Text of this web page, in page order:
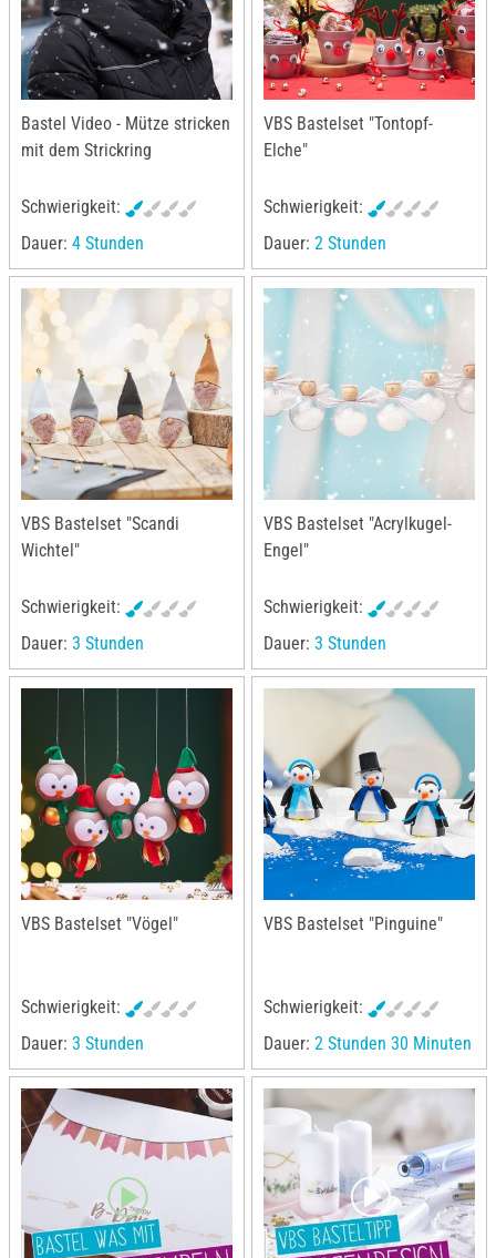
Bastel Video - Mütze stricken
mit dem Strickring
Schwierigkeit:
Dauer: 4 Stunden
VBS Bastelset "Tontopf-
Elche"
Schwierigkeit:
Dauer: 2 Stunden
VBS Bastelset "Scandi
Wichtel"
Schwierigkeit:
Dauer: 3 Stunden
VBS Bastelset "Acrylkugel-
Engel"
Schwierigkeit:
Dauer: 3 Stunden
VBS Bastelset "Vögel"
Schwierigkeit:
Dauer: 3 Stunden
VBS Bastelset "Pinguine"
Schwierigkeit:
Dauer: 2 Stunden 30 Minuten